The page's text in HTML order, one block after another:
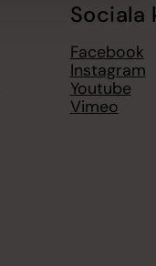
Sociala
Facebook
Instagram
Youtube
Vimeo